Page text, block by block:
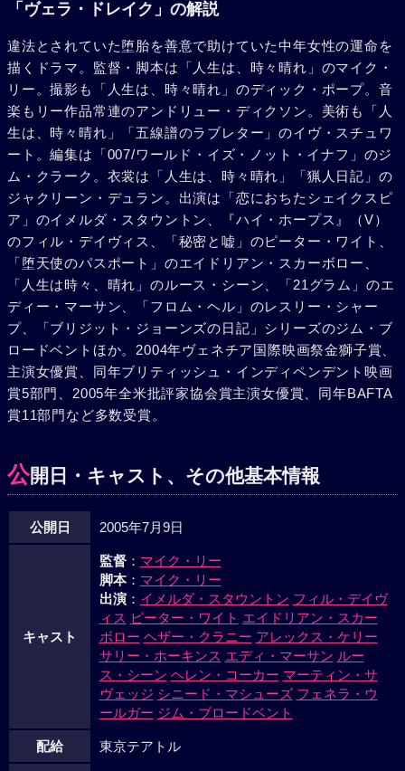
ヴェラは署に連行されていく。こうして家族の絆は初めての
で、怒っていたシドも徐々に母への愛を取り戻していった。
年が明けた1月10日、ヴェラの裁判が行なわれる。裁判長
（ジム・ブロードベント）は2年6ヵ月の禁固刑という厳しい
判決を下し、ドレイク家の面々は、ただヴェラの帰りを待つ
のだった。
「ヴェラ・ドレイク」の解説
違法とされていた堕胎を善意で助けていた中年女性の運命を
描くドラマ。監督・脚本は「人生は、時々晴れ」のマイク・
リー。撮影も「人生は、時々晴れ」のディック・ポープ。音
楽もリー作品常連のアンドリュー・ディクソン。美術も「人
生は、時々晴れ」「五線譜のラブレター」のイヴ・スチュワ
ート。編集は「007/ワールド・イズ・ノット・イナフ」のジ
ム・クラーク。衣裳は「人生は、時々晴れ」「猟人日記」の
ジャクリーン・デュラン。出演は「恋におちたシェイクスピ
ア」のイメルダ・スタウントン、『ハイ・ホープス』（V）
のフィル・デイヴィス、「秘密と嘘」のピーター・ワイト、
「堕天使のパスポート」のエイドリアン・スカーボロー、
「人生は時々、晴れ」のルース・シーン、「21グラム」のエ
ディー・マーサン、「フロム・ヘル」のレスリー・シャー
プ、「ブリジット・ジョーンズの日記」シリーズのジム・ブ
ロードベントほか。2004年ヴェネチア国際映画祭金獅子賞、
主演女優賞、同年ブリティッシュ・インディペンデント映画
賞5部門、2005年全米批評家協会賞主演女優賞、同年BAFTA
賞11部門など多数受賞。
公開日・キャスト、その他基本情報
公開日 2005年7月9日
キャスト
監督： マイク・リー
脚本： マイク・リー
出演： イメルダ・スタウントン フィル・デイヴ
ィス ピーター・ワイト エイドリアン・スカー
ボロー ヘザー・クラニー アレックス・ケリー
サリー・ホーキンス エディ・マーサン ルー
ス・シーン ヘレン・コーカー マーティン・サ
ヴェッジ シニード・マシューズ フェネラ・ウ
ールガー ジム・ブロードベント
配給 東京テアトル